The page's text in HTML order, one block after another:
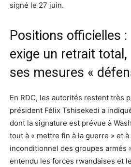
signé le 27 juin.
Positions officielles :
exige un retrait total,
ses mesures «
En RDC, les autorités restent très
président Félix Tshisekedi a
dont la signature est prévue à
tout à « mettre fin à la guerre » et
inconditionnel des groupes armés
entendu les forces rwandaises et